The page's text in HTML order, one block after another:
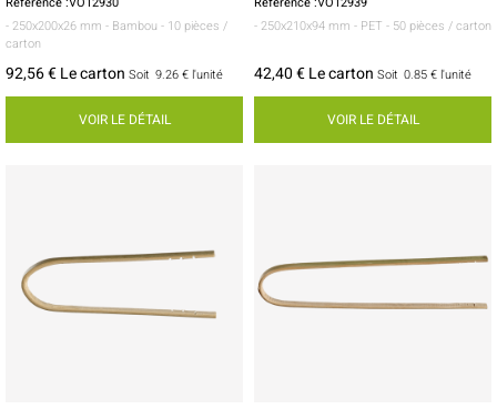
- 250x200x26 mm - Bambou - 10 pièces /
carton
92,56 € Le carton Soit 9.26 € l'unité
VOIR LE DÉTAIL
- 250x210x94 mm - PET - 50 pièces / carton
42,40 € Le carton Soit 0.85 € l'unité
VOIR LE DÉTAIL